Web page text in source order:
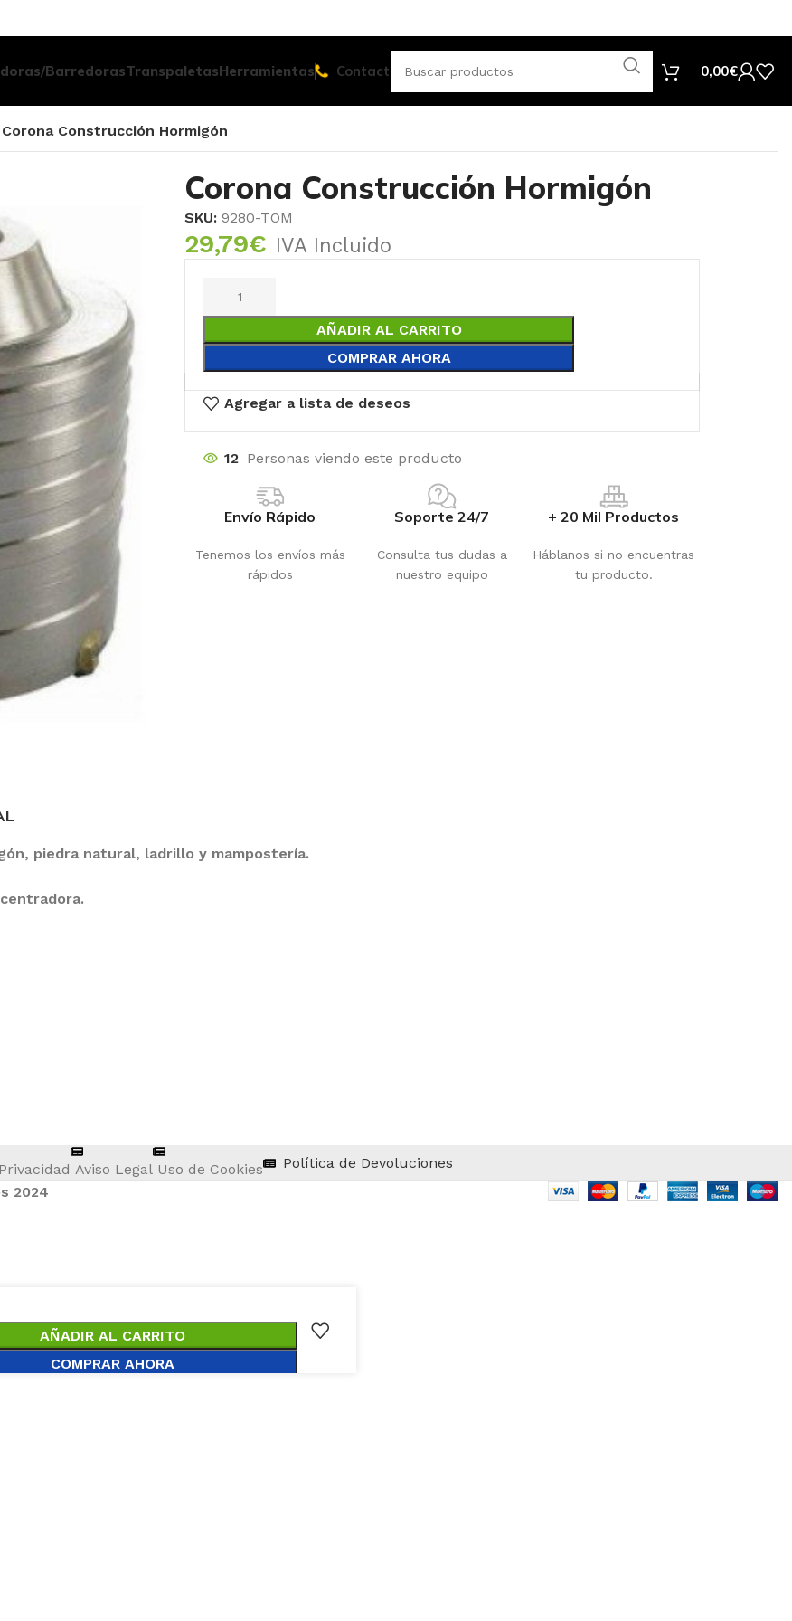
BarredorasTranspaletasHerramientas Contactar 0,00€
Corona Construcción Hormigón
Corona Construcción Hormigón
SKU: 9280-TOM
29,79€ IVA Incluido
AÑADIR AL CARRITO
COMPRAR AHORA
Agregar a lista de deseos
12 Personas viendo este producto
Envío Rápido
Tenemos los envíos más
rápidos
Soporte 24/7
Consulta tus dudas a
nuestro equipo
+ 20 Mil Productos
Háblanos si no encuentras
tu producto.
piedra natural, ladrillo y mampostería.
Aviso Legal Uso de Cookies
Política de Devoluciones
2024
AÑADIR AL CARRITO
COMPRAR AHORA